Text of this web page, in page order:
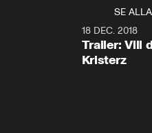
SE ALLA
18 DEC. 2018
Trailer: Vill
Kristerz